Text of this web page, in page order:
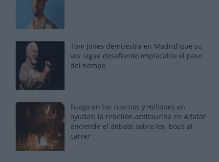
Tom Jones demuestra en Madrid que su
voz sigue desafiando implacable el paso
del tiempo
Fuego en los cuernos y millones en
ayudas: la rebelión antitaurina en Alfafar
enciende el debate sobre los 'bous al
carrer'